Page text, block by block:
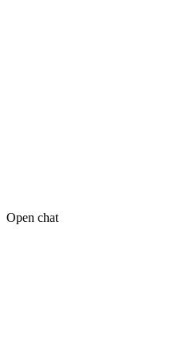
Open chat